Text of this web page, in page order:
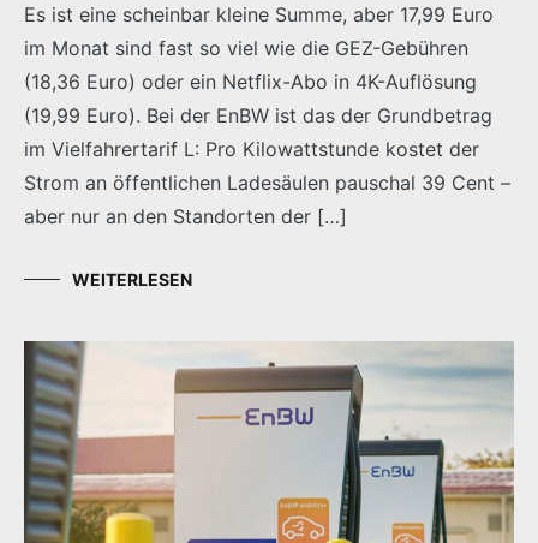
Es ist eine scheinbar kleine Summe, aber 17,99 Euro
im Monat sind fast so viel wie die GEZ-Gebühren
(18,36 Euro) oder ein Netflix-Abo in 4K-Auflösung
(19,99 Euro). Bei der EnBW ist das der Grundbetrag
im Vielfahrertarif L: Pro Kilowattstunde kostet der
Strom an öffentlichen Ladesäulen pauschal 39 Cent –
aber nur an den Standorten der […]
WEITERLESEN